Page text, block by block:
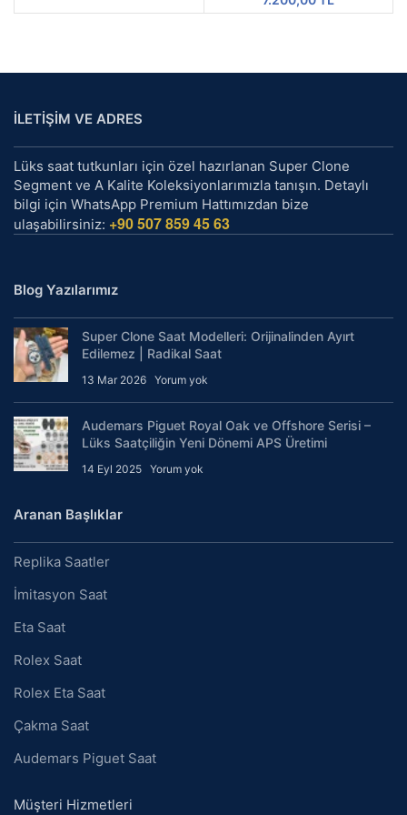
İLETİŞİM VE ADRES
Lüks saat tutkunları için özel hazırlanan Super Clone
Segment ve A Kalite Koleksiyonlarımızla tanışın. Detaylı
bilgi için WhatsApp Premium Hattımızdan bize
ulaşabilirsiniz: +90 507 859 45 63
Blog Yazılarımız
Super Clone Saat Modelleri: Orijinalinden Ayırt
Edilemez | Radikal Saat
13 Mar 2026 Yorum yok
Audemars Piguet Royal Oak ve Offshore Serisi –
Lüks Saatçiliğin Yeni Dönemi APS Üretimi
14 Eyl 2025 Yorum yok
Aranan Başlıklar
Replika Saatler
İmitasyon Saat
Eta Saat
Rolex Saat
Rolex Eta Saat
Çakma Saat
Audemars Piguet Saat
Müşteri Hizmetleri